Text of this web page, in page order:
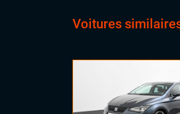
Voitures